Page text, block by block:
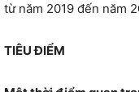
từ năm 2019 đến năm
TIÊU ĐIỂM